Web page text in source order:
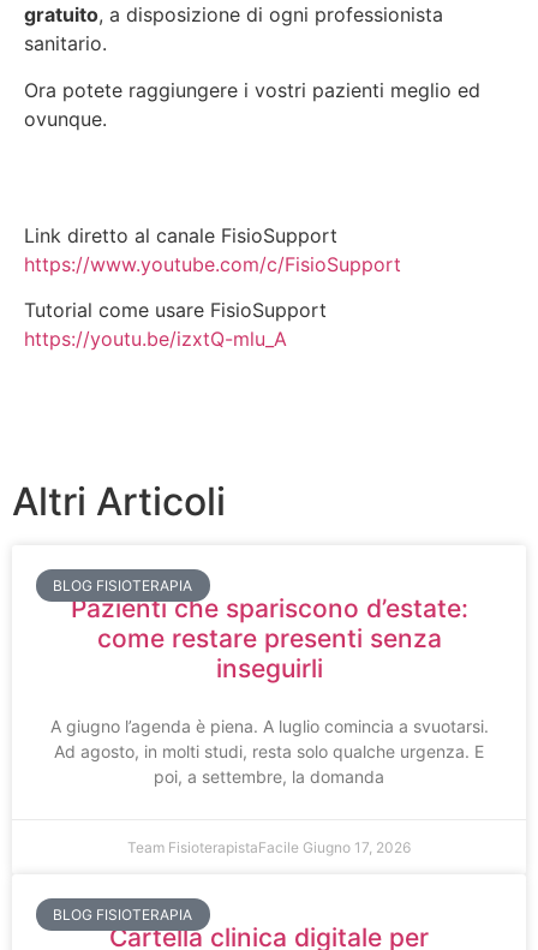
gratuito, a disposizione di ogni professionista
sanitario.
Ora potete raggiungere i vostri pazienti meglio ed
ovunque.
Link diretto al canale FisioSupport
https://www.youtube.com/c/FisioSupport
Tutorial come usare FisioSupport
https://youtu.be/izxtQ-mlu_A
Altri Articoli
BLOG FISIOTERAPIA
Pazienti che spariscono d’estate:
come restare presenti senza
inseguirli
A giugno l’agenda è piena. A luglio comincia a svuotarsi.
Ad agosto, in molti studi, resta solo qualche urgenza. E
poi, a settembre, la domanda
Team FisioterapistaFacile Giugno 17, 2026
BLOG FISIOTERAPIA
Cartella clinica digitale per